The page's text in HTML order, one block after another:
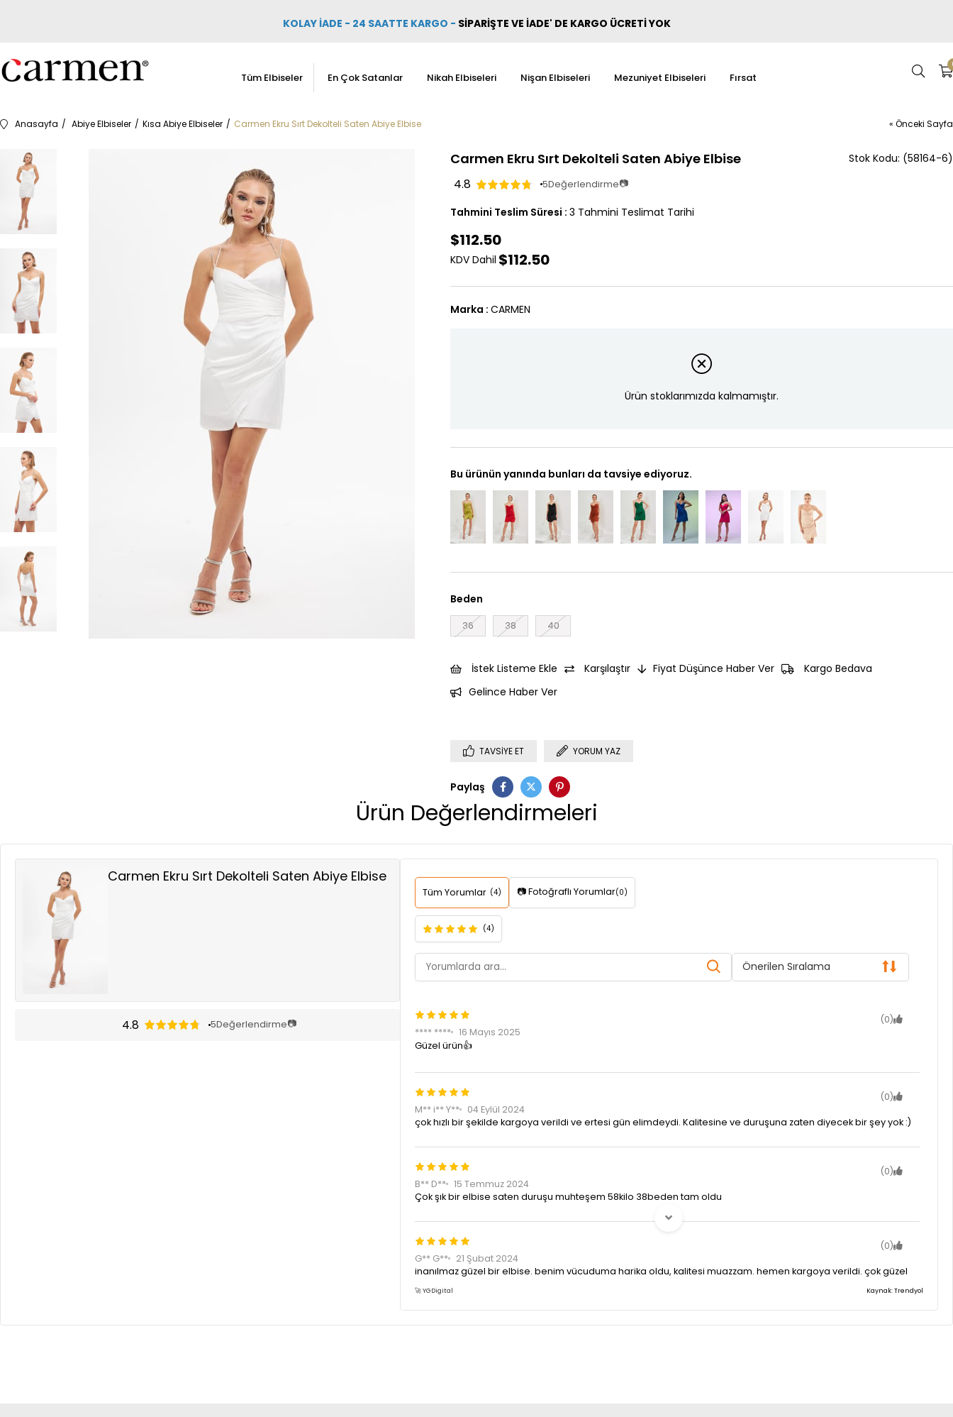
KOLAY İADE - 24 SAATTE KARGO - SİPARİŞTE VE İADE' DE KARGO ÜCRETİ YOK
Tüm Elbiseler En Çok Satanlar Nikah Elbiseleri Nişan Elbiseleri Mezuniyet Elbiseleri Fırsat
Anasayfa Abiye Elbiseler Kısa Abiye Elbiseler Carmen Ekru Sırt Dekolteli Saten Abiye Elbise « Önceki Sayfa
Carmen Ekru Sırt Dekolteli Saten Abiye Elbise
4.8 5Değerlendirme📷
(58164-6)
Tahmini Teslim Süresi : 3 Tahmini Teslimat Tarihi
$112.50
KDV Dahil $112.50
Marka : CARMEN
Ürün stoklarımızda kalmamıştır.
Bu ürünün yanında bunları da tavsiye ediyoruz.
Beden
36 38 40
İstek Listeme Ekle Karşılaştır Fiyat Düşünce Haber Ver
Kargo Bedava
Gelince Haber Ver
TAVSIYE ET YORUM YAZ
Paylaş
Ürün Değerlendirmeleri
Carmen Ekru Sırt Dekolteli Saten Abiye Elbise
4.8 5Değerlendirme📷
Tüm Yorumlar (4) 📷 Fotoğraflı Yorumlar(0)
(4)
Önerilen Sıralama
(0)
**** ****
16 Mayıs 2025
Güzel ürün👍
(0)
M** i** Y**
04 Eylül 2024
çok hızlı bir şekilde kargoya verildi ve ertesi gün elimdeydi. Kalitesine ve duruşuna zaten diyecek bir şey yok :)
(0)
B** D**
15 Temmuz 2024
Çok şık bir elbise saten duruşu muhteşem 58kilo 38beden tam oldu
(0)
G** G**
21 Şubat 2024
inanılmaz güzel bir elbise. benim vücuduma harika oldu, kalitesi muazzam. hemen kargoya verildi. çok güzel
🚀 YGDigital Kaynak: Trendyol